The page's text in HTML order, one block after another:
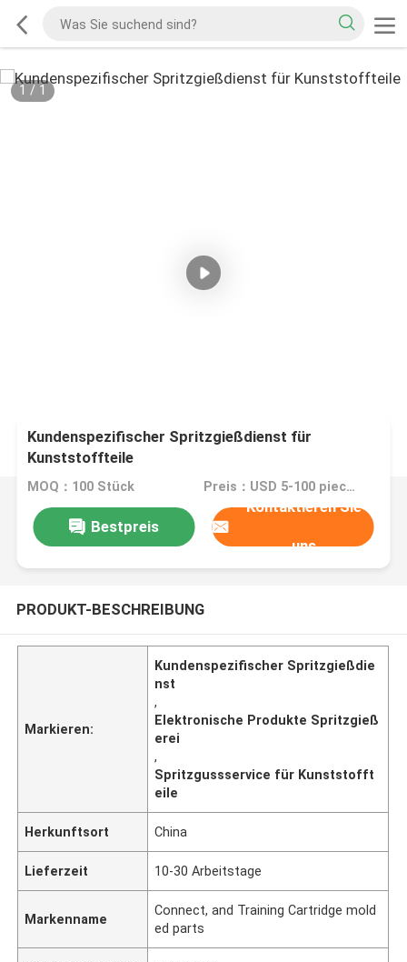
1 / 1
Kundenspezifischer Spritzgießdienst für
Kunststoffteile
MOQ：100 Stück Preis：USD 5-100 pieces,negotiable
Bestpreis
Kontaktieren Sie
uns
PRODUKT-BESCHREIBUNG
Markieren:
Kundenspezifischer Spritzgießdie
nst
,
Elektronische Produkte Spritzgieß
erei
,
Spritzgussservice für Kunststofft
eile
Herkunftsort China
Lieferzeit 10-30 Arbeitstage
Markenname
Connect, and Training Cartridge mold
ed parts